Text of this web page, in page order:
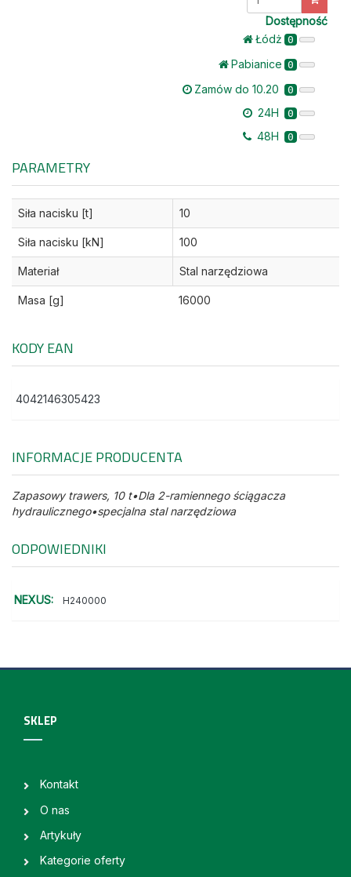
Dostępność
Łódż 0
Pabianice 0
Zamów do 10.20 0
24H 0
48H 0
PARAMETRY
Siła nacisku [t] 10
Siła nacisku [kN] 100
Materiał Stal narzędziowa
Masa [g] 16000
KODY EAN
4042146305423
INFORMACJE PRODUCENTA
Zapasowy trawers, 10 t•Dla 2-ramiennego ściągacza
hydraulicznego•specjalna stal narzędziowa
ODPOWIEDNIKI
NEXUS: H240000
SKLEP
Kontakt
O nas
Artykuły
Kategorie oferty